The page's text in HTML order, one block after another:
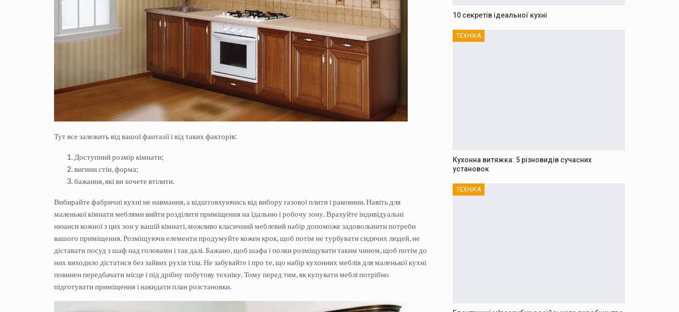
Тут все залежить від вашої фантазії і від таких факторів:
Доступний розмір кімнати;
вигини стін, форма;
бажання, які ви хочете втілити.
Вибирайте фабричні кухні не навмання, а відштовхуючись від вибору газової плити і раковини. Навіть для
маленької кімнати меблями вийти розділити приміщення на їдальню і робочу зону. Врахуйте індивідуальні
нюанси кожної з цих зон у вашій кімнаті, можливо класичний меблевий набір допоможе задовольнити потреби
вашого приміщення. Розміщуючи елементи продумуйте кожен крок, щоб потім не турбувати сидячих людей, не
діставати посуд з шаф над головами і так далі. Бажано, щоб шафа і полки розміщувати таким чином, щоб потім до
них виходило дістатися без зайвих рухів тіла. Не забувайте і про те, що набір кухонних меблів для маленької кухні
повинен передбачати місце і під дрібну побутову техніку. Тому перед тим, як купувати меблі потрібно
підготувати приміщення і накидати план розстановки.
10 секретів ідеальної кухні
ТЕХНІКА
Кухонна витяжка: 5 різновидів сучасних
установок
ТЕХНІКА